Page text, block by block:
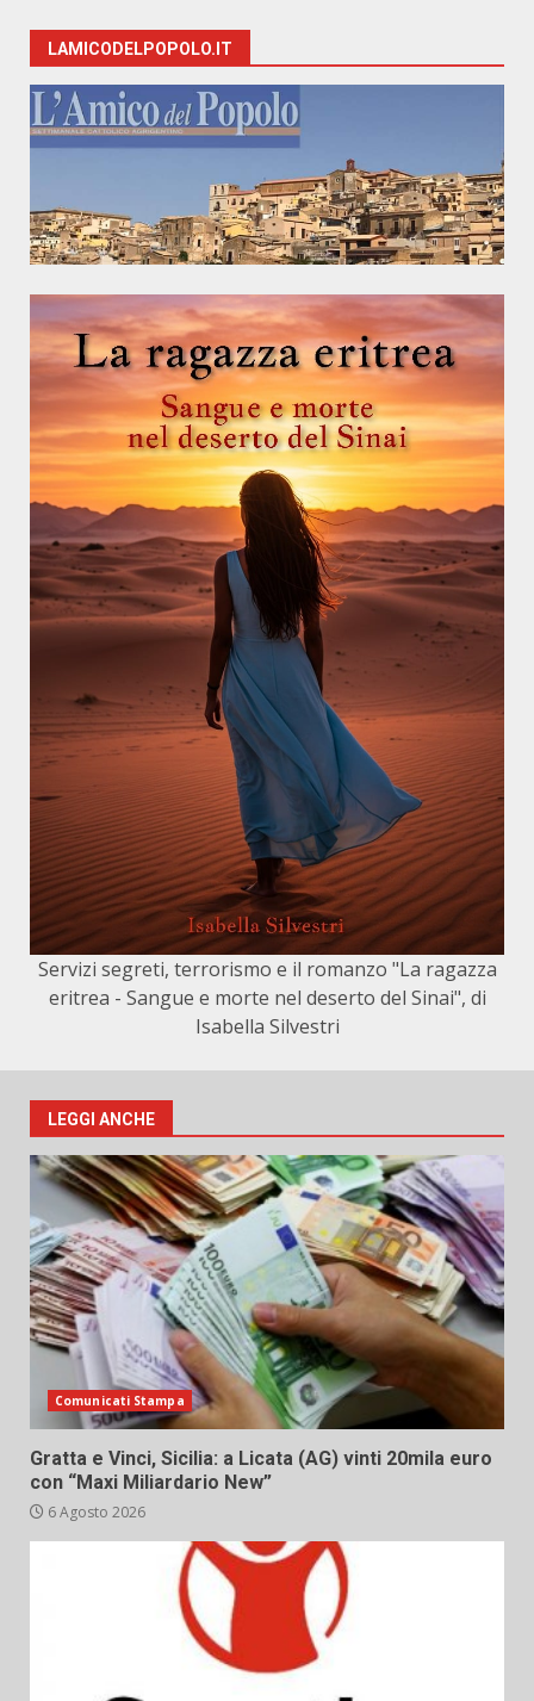
LAMICODELPOPOLO.IT
Servizi segreti, terrorismo e il romanzo "La ragazza
eritrea - Sangue e morte nel deserto del Sinai", di
Isabella Silvestri
LEGGI ANCHE
Comunicati Stampa
Gratta e Vinci, Sicilia: a Licata (AG) vinti 20mila euro
con “Maxi Miliardario New”
6 Agosto 2026